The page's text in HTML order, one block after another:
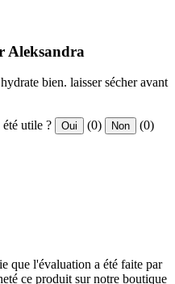
Aleksandra
bien. laisser sécher avant
utile ? Oui (0) Non (0)
que l'évaluation a été faite par
ce produit sur notre boutique